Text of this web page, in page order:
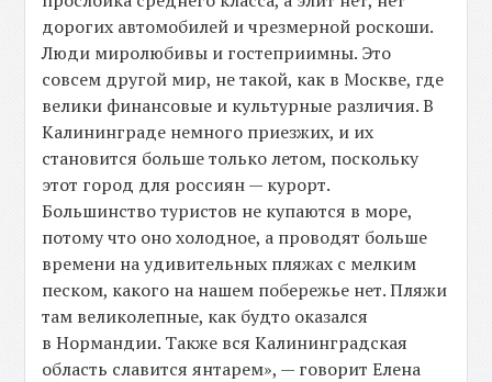
дорогих автомобилей и чрезмерной роскоши.
Люди миролюбивы и гостеприимны. Это
совсем другой мир, не такой, как в Москве, где
велики финансовые и культурные различия. В
Калининграде немного приезжих, и их
становится больше только летом, поскольку
этот город для россиян — курорт.
Большинство туристов не купаются в море,
потому что оно холодное, а проводят больше
времени на удивительных пляжах с мелким
песком, какого на нашем побережье нет. Пляжи
там великолепные, как будто оказался
в Нормандии. Также вся Калининградская
область славится янтарем», — говорит Елена